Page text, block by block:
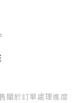
關於訂單處理進度